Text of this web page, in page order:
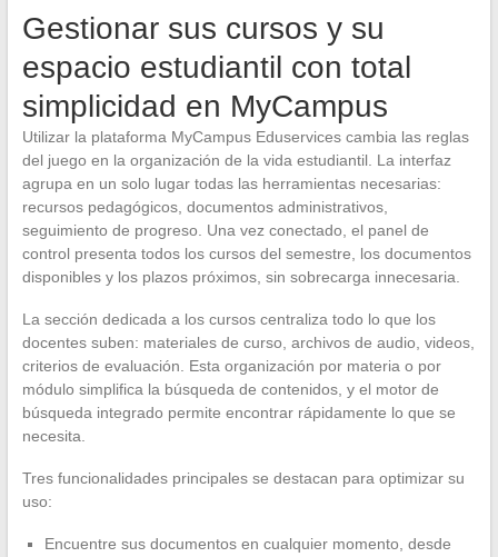
Gestionar sus cursos y su
espacio estudiantil con total
simplicidad en MyCampus
Utilizar la plataforma MyCampus Eduservices cambia las reglas
del juego en la organización de la vida estudiantil. La interfaz
agrupa en un solo lugar todas las herramientas necesarias:
recursos pedagógicos, documentos administrativos,
seguimiento de progreso. Una vez conectado, el panel de
control presenta todos los cursos del semestre, los documentos
disponibles y los plazos próximos, sin sobrecarga innecesaria.
La sección dedicada a los cursos centraliza todo lo que los
docentes suben: materiales de curso, archivos de audio, videos,
criterios de evaluación. Esta organización por materia o por
módulo simplifica la búsqueda de contenidos, y el motor de
búsqueda integrado permite encontrar rápidamente lo que se
necesita.
Tres funcionalidades principales se destacan para optimizar su
uso:
Encuentre sus documentos en cualquier momento, desde